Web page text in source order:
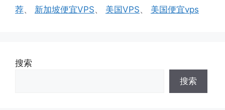
荐、 新加坡便宜VPS、 美国VPS、 美国便宜vps
搜索
搜索